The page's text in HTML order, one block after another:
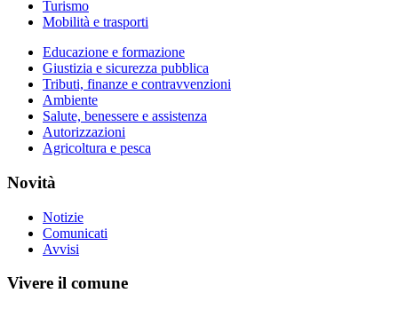
Turismo
Mobilità e trasporti
Educazione e formazione
Giustizia e sicurezza pubblica
Tributi, finanze e contravvenzioni
Ambiente
Salute, benessere e assistenza
Autorizzazioni
Agricoltura e pesca
Novità
Notizie
Comunicati
Avvisi
Vivere il comune